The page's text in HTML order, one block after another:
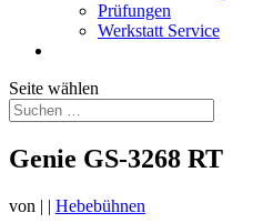
Prüfungen
Werkstatt Service
Seite wählen
Genie GS-3268 RT
von | | Hebebühnen